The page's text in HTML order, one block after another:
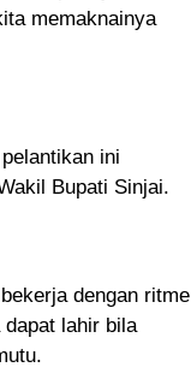
memaknainya
ini
Bupati Sinjai.
dengan ritme
lahir bila